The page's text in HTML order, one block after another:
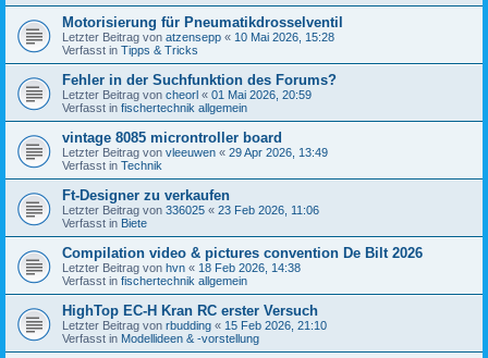
Motorisierung für Pneumatikdrosselventil
Letzter Beitrag von atzensepp « 10 Mai 2026, 15:28
Verfasst in Tipps & Tricks
Fehler in der Suchfunktion des Forums?
Letzter Beitrag von cheorl « 01 Mai 2026, 20:59
Verfasst in fischertechnik allgemein
vintage 8085 microntroller board
Letzter Beitrag von vleeuwen « 29 Apr 2026, 13:49
Verfasst in Technik
Ft-Designer zu verkaufen
Letzter Beitrag von 336025 « 23 Feb 2026, 11:06
Verfasst in Biete
Compilation video & pictures convention De Bilt 2026
Letzter Beitrag von hvn « 18 Feb 2026, 14:38
Verfasst in fischertechnik allgemein
HighTop EC-H Kran RC erster Versuch
Letzter Beitrag von rbudding « 15 Feb 2026, 21:10
Verfasst in Modellideen & -vorstellung